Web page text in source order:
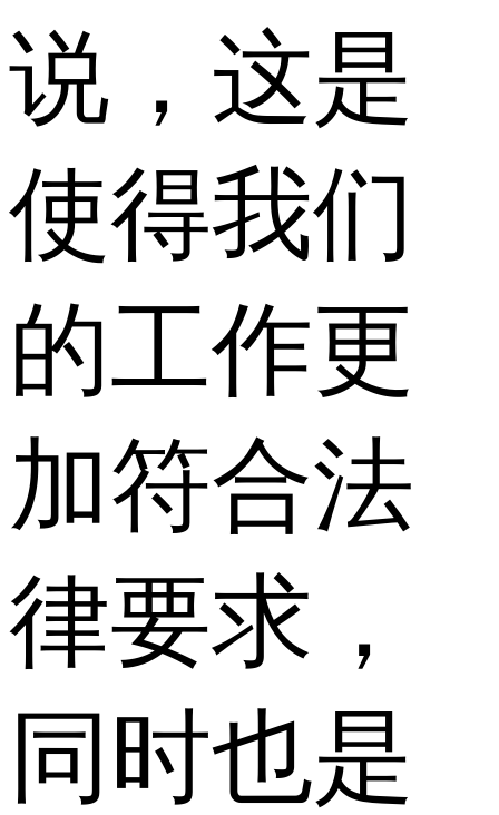
说，这是
使得我们
的工作更
加符合法
律要求，
同时也是